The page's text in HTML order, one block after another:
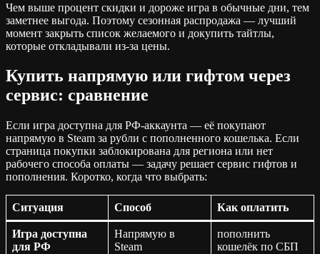
Чем выше процент скидки и дороже игра в обычные дни, тем
заметнее выгода. Поэтому сезонная распродажа — лучший
момент закрыть список желаемого и докупить тайтлы,
которые откладывали из-за цены.
Купить напрямую или гифтом через
сервис: сравнение
Если игра доступна для РФ-аккаунта — её покупают
напрямую в Steam за рубли с пополненного кошелька. Если
страница покупки заблокирована для региона или нет
рабочего способа оплаты — задачу решает сервис гифтов и
пополнения. Коротко, когда что выбрать:
Ситуация Способ Как оплатить
Игра доступна
для РФ
Напрямую в
Steam
пополнить
кошелёк по СБП